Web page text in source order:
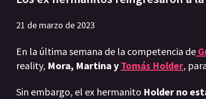
21 de marzo de 2023
En la última semana de la competencia de
reality, Mora, Martina y Tomás Holder,
Sin embargo, el ex hermanito Holder no